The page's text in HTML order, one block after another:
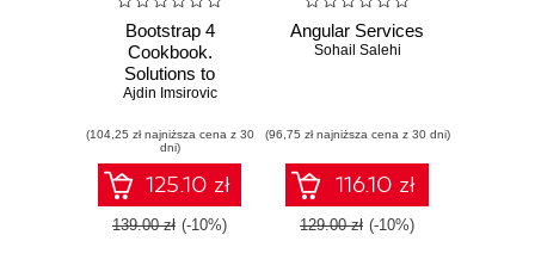
Bootstrap 4
Cookbook.
Solutions to
common problems
Responsive Web
Design
Ajdin Imsirovic
(104,25 zł najniższa cena z 30
dni)
125.10 zł
139.00 zł (-10%)
Angular Services
Sohail Salehi
(96,75 zł najniższa cena z 30 dni)
116.10 zł
129.00 zł (-10%)